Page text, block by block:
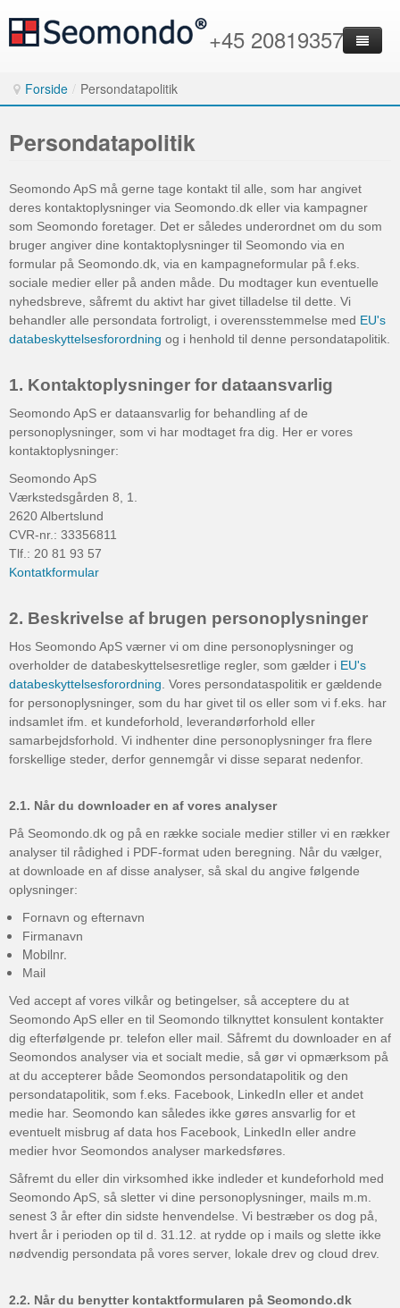
+45 20819357
Forside / Persondatapolitik
Persondatapolitik
Seomondo ApS må gerne tage kontakt til alle, som har angivet
deres kontaktoplysninger via Seomondo.dk eller via kampagner
som Seomondo foretager. Det er således underordnet om du som
bruger angiver dine kontaktoplysninger til Seomondo via en
formular på Seomondo.dk, via en kampagneformular på f.eks.
sociale medier eller på anden måde. Du modtager kun eventuelle
nyhedsbreve, såfremt du aktivt har givet tilladelse til dette. Vi
behandler alle persondata fortroligt, i overensstemmelse med EU's
databeskyttelsesforordning og i henhold til denne persondatapolitik.
1. Kontaktoplysninger for dataansvarlig
Seomondo ApS er dataansvarlig for behandling af de
personoplysninger, som vi har modtaget fra dig. Her er vores
kontaktoplysninger:
Seomondo ApS
Værkstedsgården 8, 1.
2620 Albertslund
CVR-nr.: 33356811
Tlf.: 20 81 93 57
Kontatkformular
2. Beskrivelse af brugen personoplysninger
Hos Seomondo ApS værner vi om dine personoplysninger og
overholder de databeskyttelsesretlige regler, som gælder i EU's
databeskyttelsesforordning . Vores persondataspolitik er gældende
for personoplysninger, som du har givet til os eller som vi f.eks. har
indsamlet ifm. et kundeforhold, leverandørforhold eller
samarbejdsforhold. Vi indhenter dine personoplysninger fra flere
forskellige steder, derfor gennemgår vi disse separat nedenfor.
2.1. Når du downloader en af vores analyser
På Seomondo.dk og på en række sociale medier stiller vi en rækker
analyser til rådighed i PDF-format uden beregning. Når du vælger,
at downloade en af disse analyser, så skal du angive følgende
oplysninger:
Fornavn og efternavn
Firmanavn
Mobilnr.
Mail
Ved accept af vores vilkår og betingelser, så acceptere du at
Seomondo ApS eller en til Seomondo tilknyttet konsulent kontakter
dig efterfølgende pr. telefon eller mail. Såfremt du downloader en af
Seomondos analyser via et socialt medie, så gør vi opmærksom på
at du accepterer både Seomondos persondatapolitik og den
persondatapolitik, som f.eks. Facebook, LinkedIn eller et andet
medie har. Seomondo kan således ikke gøres ansvarlig for et
eventuelt misbrug af data hos Facebook, LinkedIn eller andre
medier hvor Seomondos analyser markedsføres.
Såfremt du eller din virksomhed ikke indleder et kundeforhold med
Seomondo ApS, så sletter vi dine personoplysninger, mails m.m.
senest 3 år efter din sidste henvendelse. Vi bestræber os dog på,
hvert år i perioden op til d. 31.12. at rydde op i mails og slette ikke
nødvendig persondata på vores server, lokale drev og cloud drev.
2.2. Når du benytter kontaktformularen på Seomondo.dk
Eksport
Danmarks eksport
Eksport til Norge
Eksport til Polen
Eksport til Storbritannien
Eksport til Sverige
Eksport til Tyskland
Eksport til andre EU-lande
Eksport til resten af verden
Eksportmarkedsføring
Eksportorganisationer
Hjælp til eksport
Salg i Danmark
Hjemmesider
Design af ny hjemmeside
Flersproget hjemmeside
Joomla hjemmeside
Open source CMS-system
Oversættelse af hjemmeside
Responsive design
SEO - søgemaskineoptimering
SEO-venlig menustruktur
Søgeordsanalyser
Trafikanalyser
TYPO3 hjemmeside
International webshop
PrestaShop webshop
Webshop i Danmark
Webshop i Norge
Webshop i Polen
Webshop i Sverige
Webshop i Storbritannien
Webshop i Tyskland
International markedsføring
Artikler på flere sprog
Hjemmeside på lokalsprog
Internationale Google Ads
ProDenmark.com - eksportportal
Produktpræsentationer på lokalsprog
Sociale medier
Rådgivning og service
Eksportrådgivning
Forretningspartnere i udlandet
Informationssøgning i udlandet
Internationale konkurrentanalyser
Markedsanalyser i udlandet
Oversættelser
Rådgivning om online markedsføring
Kontakt